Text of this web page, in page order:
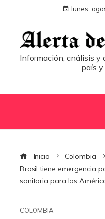
lunes,
Información, análisis y
país y
Inicio
Colombia
Brasil tiene emergencia
sanitaria para las
COLOMBIA